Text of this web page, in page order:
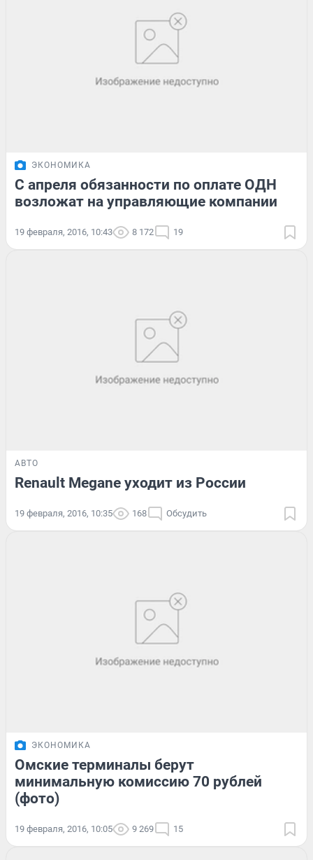
ЭКОНОМИКА
С апреля обязанности по оплате ОДН
возложат на управляющие компании
19 февраля, 2016, 10:43 8 172 19
АВТО
Renault Megane уходит из России
19 февраля, 2016, 10:35 168 Обсудить
ЭКОНОМИКА
Омские терминалы берут
минимальную комиссию 70 рублей
(фото)
19 февраля, 2016, 10:05 9 269 15